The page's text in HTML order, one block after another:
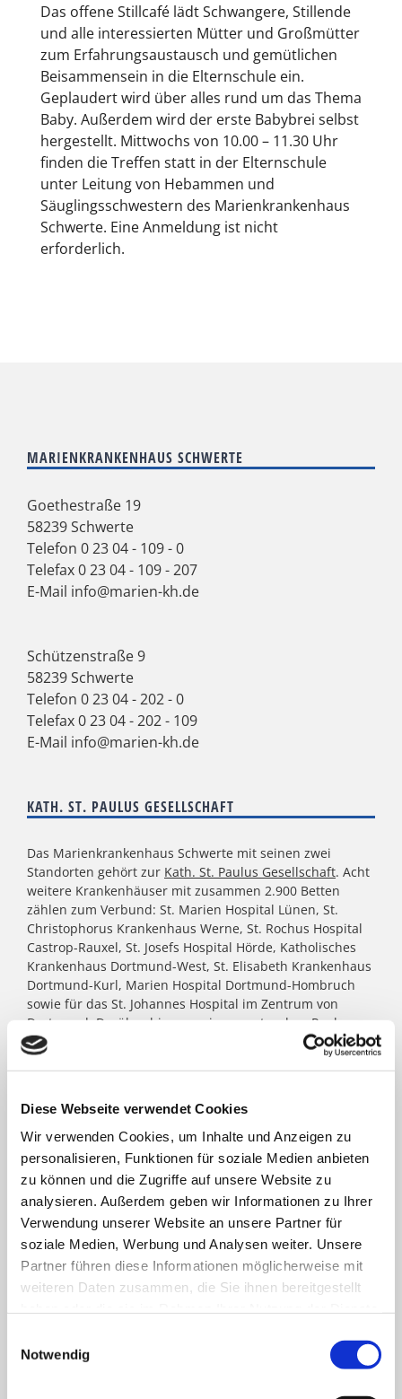
Diese Webseite verwendet Cookies
Wir verwenden Cookies, um Inhalte und Anzeigen zu
personalisieren, Funktionen für soziale Medien anbieten
zu können und die Zugriffe auf unsere Website zu
analysieren. Außerdem geben wir Informationen zu Ihrer
Verwendung unserer Website an unsere Partner für
soziale Medien, Werbung und Analysen weiter. Unsere
Partner führen diese Informationen möglicherweise mit
weiteren Daten zusammen, die Sie ihnen bereitgestellt
Notwendig
Das offene Stillcafé lädt Schwangere, Stillende
und alle interessierten Mütter und Großmütter
zum Erfahrungsaustausch und gemütlichen
Beisammensein in die Elternschule ein.
Geplaudert wird über alles rund um das Thema
Baby. Außerdem wird der erste Babybrei selbst
hergestellt. Mittwochs von 10.00 – 11.30 Uhr
finden die Treffen statt in der Elternschule
unter Leitung von Hebammen und
Säuglingsschwestern des Marienkrankenhaus
Schwerte. Eine Anmeldung ist nicht
erforderlich.
MARIENKRANKENHAUS SCHWERTE
Goethestraße 19
58239 Schwerte
Telefon 0 23 04 - 109 - 0
Telefax 0 23 04 - 109 - 207
E-Mail info@marien-kh.de
Schützenstraße 9
58239 Schwerte
Telefon 0 23 04 - 202 - 0
Telefax 0 23 04 - 202 - 109
E-Mail info@marien-kh.de
KATH. ST. PAULUS GESELLSCHAFT
Das Marienkrankenhaus Schwerte mit seinen zwei
Standorten gehört zur Kath. St. Paulus Gesellschaft. Acht
weitere Krankenhäuser mit zusammen 2.900 Betten
zählen zum Verbund: St. Marien Hospital Lünen, St.
Christophorus Krankenhaus Werne, St. Rochus Hospital
Castrop-Rauxel, St. Josefs Hospital Hörde, Katholisches
Krankenhaus Dortmund-West, St. Elisabeth Krankenhaus
Dortmund-Kurl, Marien Hospital Dortmund-Hombruch
sowie für das St. Johannes Hospital im Zentrum von
Dortmund. Darüber hinaus agieren unter dem Paulus-
Dach Altenheime und eine Jugendhilfe-Einrichtung. Die
Kath. St. Paulus Gesellschaft zählt zu den größten
anvertrauten Patient:innen, Bewohner:innen, Kinder und
Jugendlichen.
FACHBEREICHE
Klinik für Allgemein-, Viszeral- und minimal-
invasive Chirurgie
Klinik für Innere Medizin Goethestraße